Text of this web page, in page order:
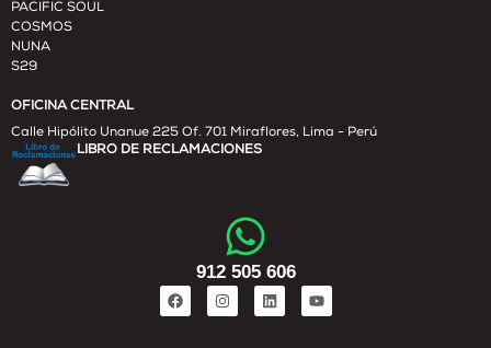
PACIFIC SOUL
COSMOS
NUNA
S29
OFICINA CENTRAL
Calle Hipólito Unanue 225 Of. 701 Miraflores, Lima - Perú
LIBRO DE RECLAMACIONES
912 505 606